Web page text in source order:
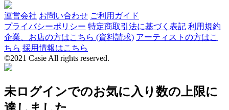
運営会社 お問い合わせ ご利用ガイド
プライバシーポリシー 特定商取引法に基づく表記 利用規約
企業、お店の方はこちら (資料請求) アーティストの方はこ
ちら 採用情報はこちら
©2021 Casie All rights reserved.
未ログインでのお気に入り数の上限に